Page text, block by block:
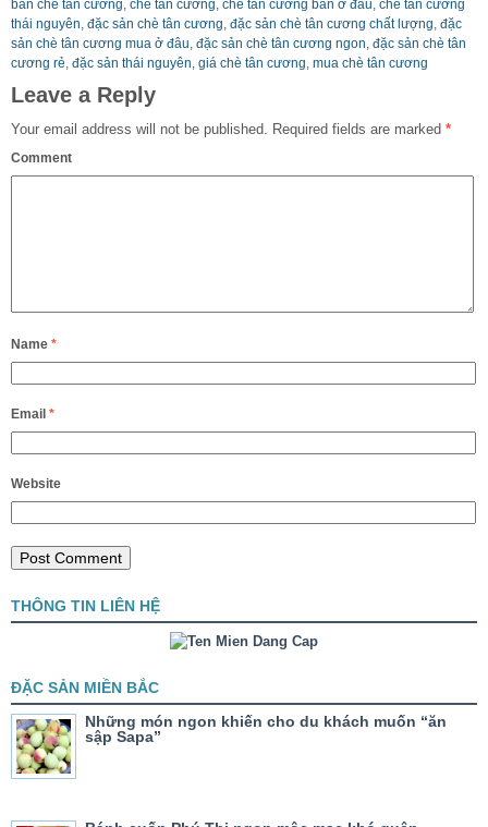
bán chè tân cương, chè tân cương, chè tân cương bán ở đâu, chè tân cương
thái nguyên, đặc sản chè tân cương, đặc sản chè tân cương chất lượng, đặc
sản chè tân cương mua ở đâu, đặc sản chè tân cương ngon, đặc sản chè tân
cương rẻ, đặc sản thái nguyên, giá chè tân cương, mua chè tân cương
Leave a Reply
Your email address will not be published. Required fields are marked *
Comment
Name *
Email *
Website
THÔNG TIN LIÊN HỆ
ĐẶC SẢN MIỀN BẮC
Những món ngon khiến cho du khách muốn “ăn
sập Sapa”